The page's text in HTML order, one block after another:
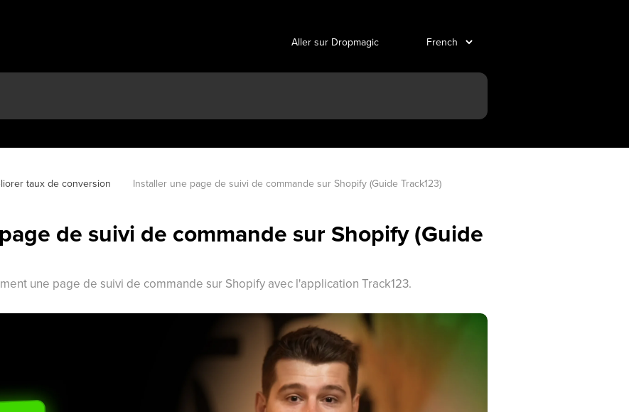
Aller sur Dropmagic
taux de conversion Installer une page de suivi de commande sur Shopify (Guide Track123)
de suivi de commande sur Shopify (Guide
une page de suivi de commande sur Shopify avec l'application Track123.